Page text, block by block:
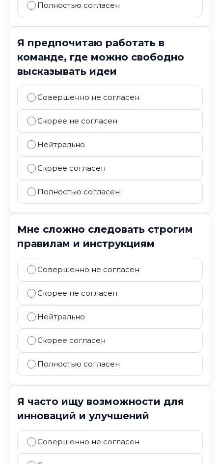
Полностью согласен
Я предпочитаю работать в
команде, где можно свободно
высказывать идеи
Совершенно не согласен
Скорее не согласен
Нейтрально
Скорее согласен
Полностью согласен
Мне сложно следовать строгим
правилам и инструкциям
Совершенно не согласен
Скорее не согласен
Нейтрально
Скорее согласен
Полностью согласен
Я часто ищу возможности для
инноваций и улучшений
Совершенно не согласен